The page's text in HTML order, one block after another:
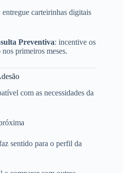
entregue carteirinhas digitais
Preventiva: incentive os
primeiros meses.
com as necessidades da
sentido para o perfil da